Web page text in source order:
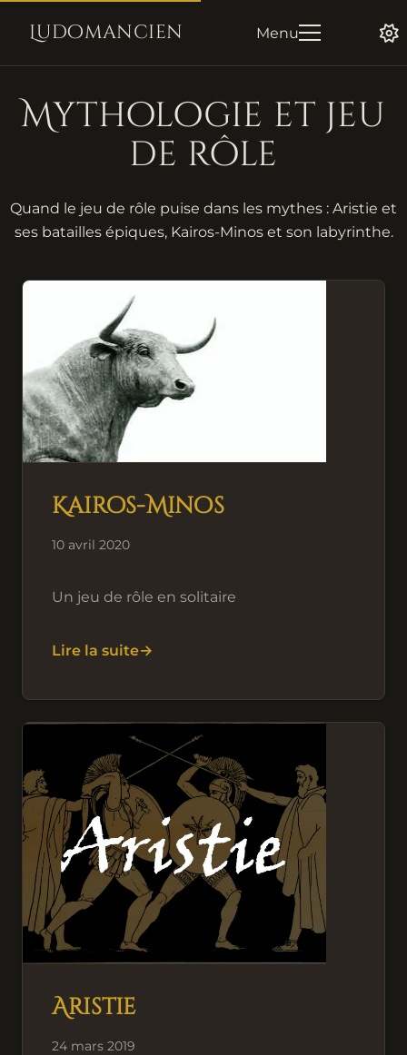
Ludomancien Menu
Mythologie et jeu
de rôle
Quand le jeu de rôle puise dans les mythes : Aristie et
ses batailles épiques, Kairos-Minos et son labyrinthe.
Kairos-Minos
10 avril 2020
Un jeu de rôle en solitaire
Lire la suite
Aristie
24 mars 2019